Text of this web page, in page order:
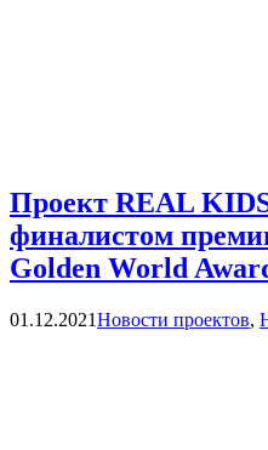
Проект REAL
финалистом
Golden World
01.12.2021Categories
Новости проектов,